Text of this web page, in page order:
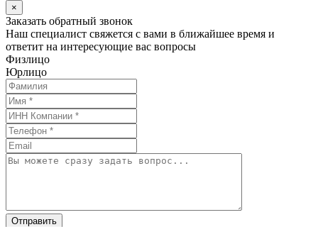
×
Заказать обратный звонок
Наш специалист свяжется с вами в ближайшее время и
ответит на интересующие вас вопросы
Физлицо
Юрлицо
Отправить